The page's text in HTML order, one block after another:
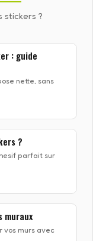
stickers ?
: guide
nette, sans
?
parfait sur
muraux
vos murs avec